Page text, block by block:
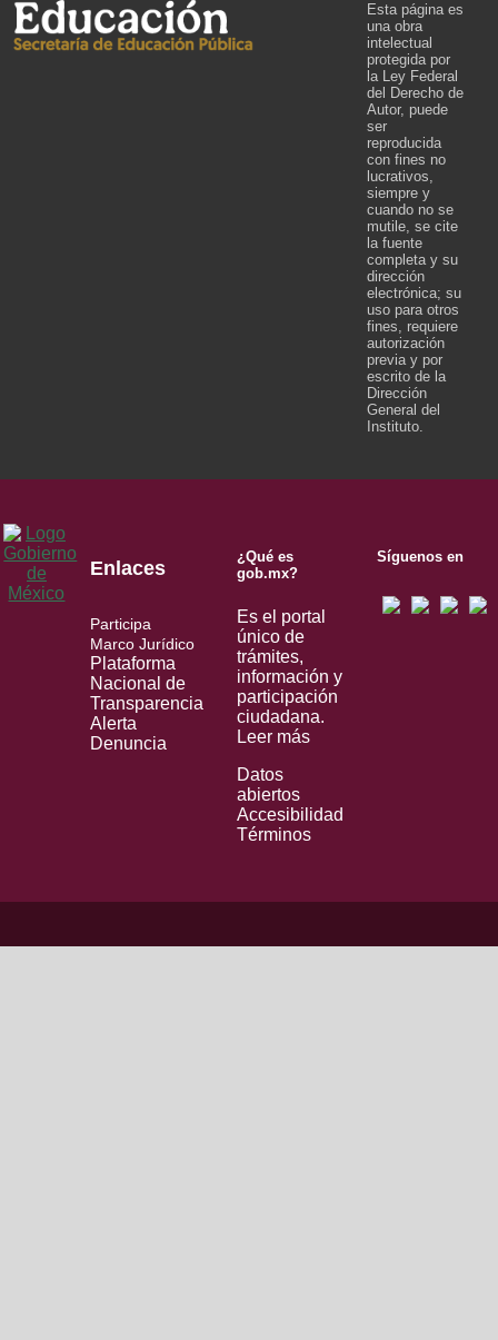
Esta página es
una obra
intelectual
protegida por
la Ley Federal
del Derecho de
Autor, puede
ser
reproducida
con fines no
lucrativos,
siempre y
cuando no se
mutile, se cite
la fuente
completa y su
dirección
electrónica; su
uso para otros
fines, requiere
autorización
previa y por
escrito de la
Dirección
General del
Instituto.
Enlaces
Participa
Marco Jurídico
Plataforma
Nacional de
Transparencia
Alerta
Denuncia
¿Qué es
gob.mx?
Es el portal
único de
trámites,
información y
participación
ciudadana.
Leer más
Datos
abiertos
Accesibilidad
Términos
Síguenos en